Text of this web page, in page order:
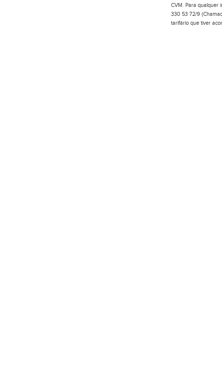
CVM. Para qualquer
330 53 72/9
tarifário que tiver